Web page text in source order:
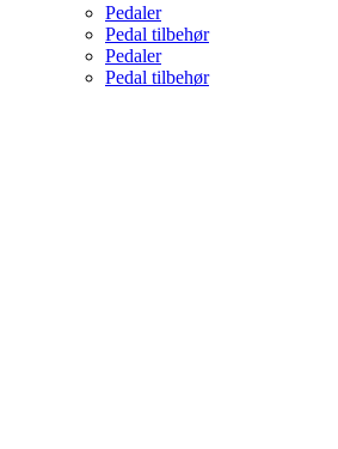
Pedaler
Pedal tilbehør
Pedaler
Pedal tilbehør